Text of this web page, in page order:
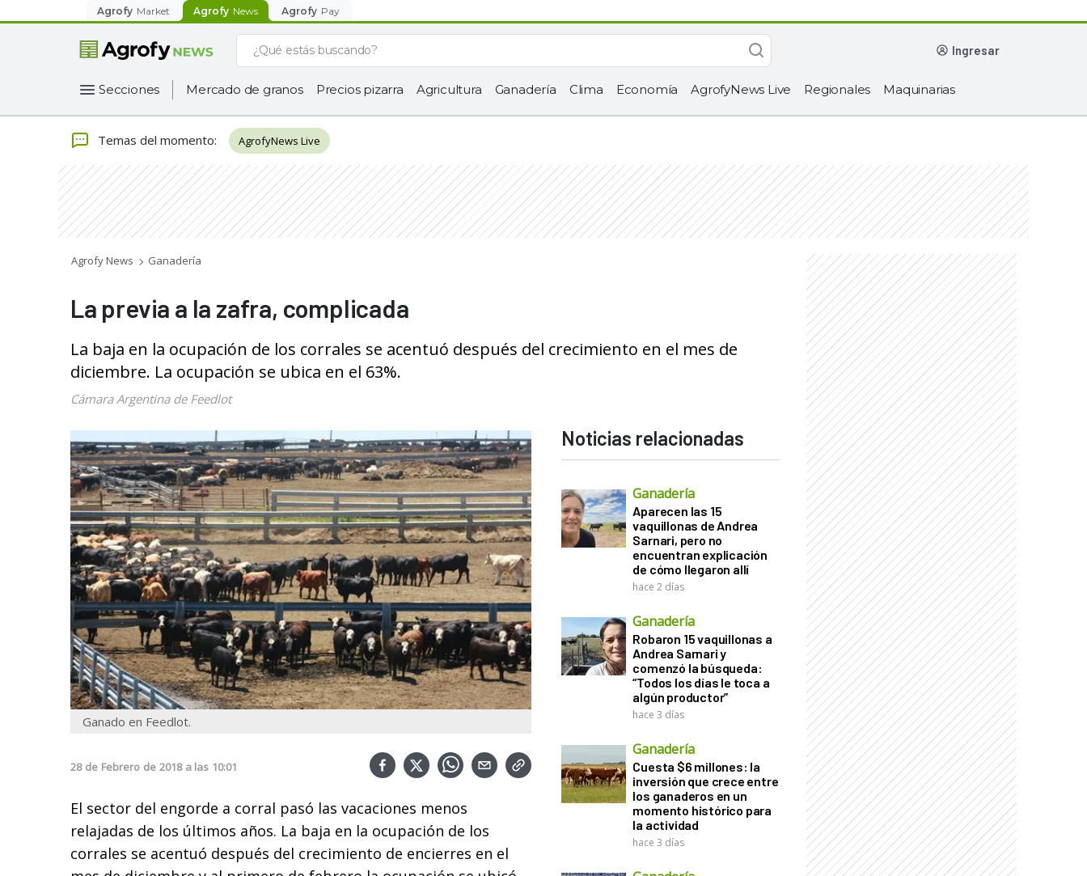
Agrofy Market Agrofy News Agrofy Pay
ingresar
Secciones Mercado de granos Precios pizarra Agricultura Ganadería Clima Economía AgrofyNews Live Regionales Maquinarias
Temas del momento: AgrofyNews Live
Agrofy News Ganadería
La previa a la zafra, complicada
La baja en la ocupación de los corrales se acentuó después del crecimiento en el mes de
diciembre. La ocupación se ubica en el 63%.
Cámara Argentina de Feedlot
Ganado en Feedlot.
28 de Febrero de 2018 a las 10:01
El sector del engorde a corral pasó las vacaciones menos
relajadas de los últimos años. La baja en la ocupación de los
corrales se acentuó después del crecimiento de encierres en el
Noticias relacionadas
Ganadería
Aparecen las 15
vaquillonas de Andrea
Sarnari, pero no
encuentran explicación
de cómo llegaron allí
hace 2 días
Ganadería
Robaron 15 vaquillonas a
Andrea Sarnari y
comenzó la búsqueda:
“Todos los días le toca a
algún productor”
hace 3 días
Ganadería
Cuesta $6 millones: la
inversión que crece entre
los ganaderos en un
momento histórico para
la actividad
hace 3 días